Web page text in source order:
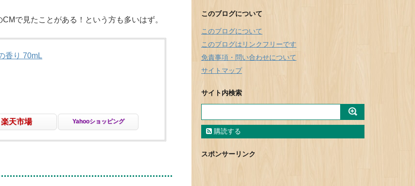
で見たことがある！という方も多いはず。
香り 70mL
楽天市場 Yahooショッピング
このブログについて
このブログについて
このブログはリンクフリーです
免責事項・問い合わせについて
サイトマップ
サイト内検索
購読する
スポンサーリンク